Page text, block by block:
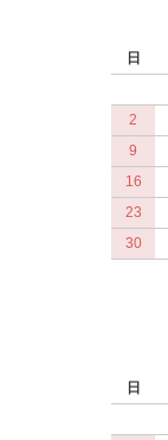
日
2
9
16
23
30
日